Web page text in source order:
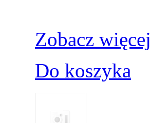
Zobacz więcej
Do koszyka